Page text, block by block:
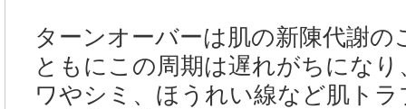
ターンオーバーは肌の新陳代謝の
ともにこの周期は遅れがちにな
ワやシミ、ほうれい線など肌ト